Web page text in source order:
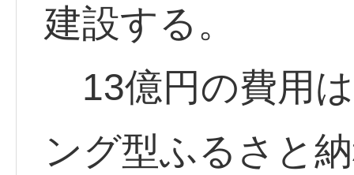
建設する。
13億円の費用
ング型ふるさと